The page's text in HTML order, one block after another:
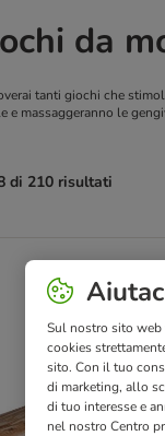
da
tanti giochi che
e massaggeranno le
di 210 risultati
Sul nostro sito
cookies
sito. Con il tuo
di marketing, allo
di tuo interesse e
nel nostro Centro